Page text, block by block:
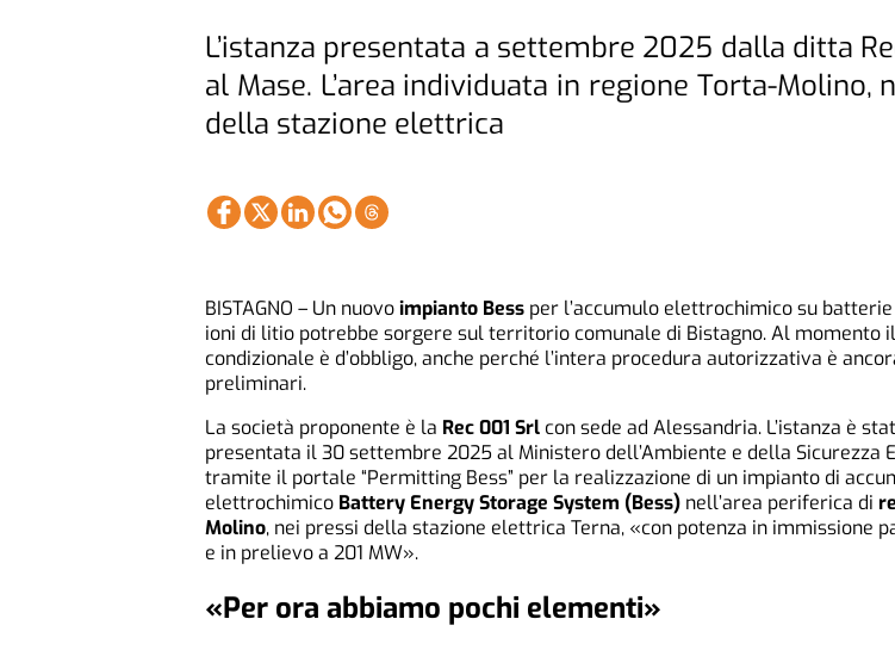
L’istanza presentata a settembre 2025 dalla ditta
al Mase. L’area individuata in regione Torta-Molino,
della stazione elettrica
BISTAGNO – Un nuovoimpianto Bess per l’accumulo elettrochimico su
ioni di litio potrebbe sorgere sul territorio comunale di Bistagno. Al momento il
condizionale è d’obbligo, anche perché l’intera procedura autorizzativa è
preliminari.
La società proponente è la Rec 001 Srl con sede ad Alessandria. L’istanza è
presentata il 30 settembre 2025 al Ministero dell’Ambiente e della Sicurezza
tramite il portale “Permitting Bess” per la realizzazione di un impianto di
elettrochimico Battery Energy Storage System (Bess) nell’area periferica di
Molino, nei pressi della stazione elettrica Terna, «con potenza in immissione
e in prelievo a 201 MW».
«Per ora abbiamo pochi elementi»